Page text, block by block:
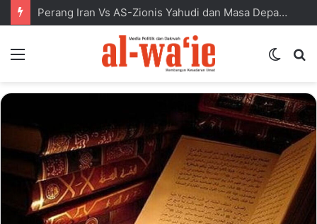
Perang Iran Vs AS-Zionis Yahudi dan Masa Depan Dunia Islam
Switch